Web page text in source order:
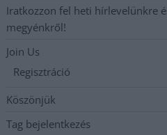
Iratkozzon fel heti hírlevelünkre
megyénkről!
Join Us
Regisztráció
Köszönjük
Tag bejelentkezés